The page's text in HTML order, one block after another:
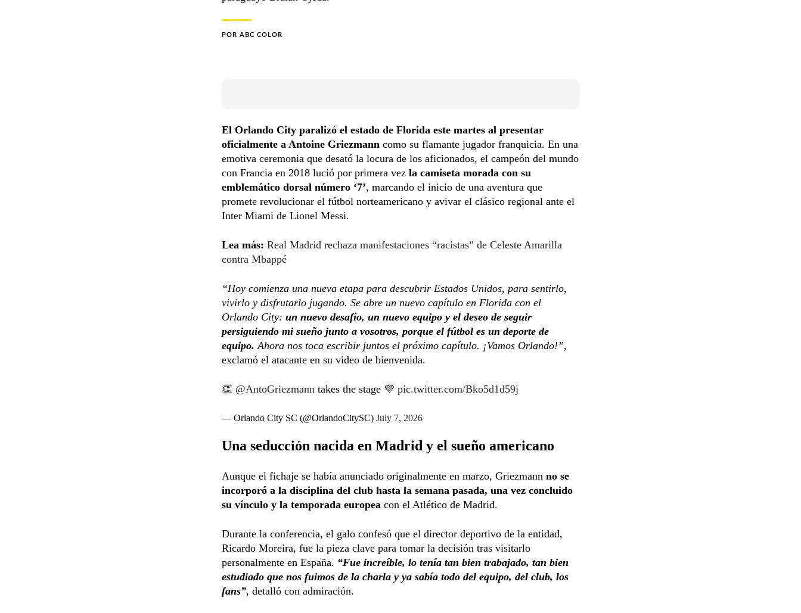
POR ABC COLOR
El Orlando City paralizó el estado de Florida este martes al presentar
oficialmente a Antoine Griezmann como su flamante jugador franquicia. En una
emotiva ceremonia que desató la locura de los aficionados, el campeón del mundo
con Francia en 2018 lució por primera vez la camiseta morada con su
emblemático dorsal número ‘7’, marcando el inicio de una aventura que
promete revolucionar el fútbol norteamericano y avivar el clásico regional ante el
Inter Miami de Lionel Messi.
Lea más: Real Madrid rechaza manifestaciones “racistas” de Celeste Amarilla
contra Mbappé
“Hoy comienza una nueva etapa para descubrir Estados Unidos, para sentirlo,
vivirlo y disfrutarlo jugando. Se abre un nuevo capítulo en Florida con el
Orlando City: un nuevo desafío, un nuevo equipo y el deseo de seguir
persiguiendo mi sueño junto a vosotros, porque el fútbol es un deporte de
equipo. Ahora nos toca escribir juntos el próximo capítulo. ¡Vamos Orlando!”,
exclamó el atacante en su video de bienvenida.
👏 @AntoGriezmann takes the stage 💜 pic.twitter.com/Bko5d1d59j
— Orlando City SC (@OrlandoCitySC) July 7, 2026
Una seducción nacida en Madrid y el sueño americano
Aunque el fichaje se había anunciado originalmente en marzo, Griezmann no se
incorporó a la disciplina del club hasta la semana pasada, una vez concluido
su vínculo y la temporada europea con el Atlético de Madrid.
Durante la conferencia, el galo confesó que el director deportivo de la entidad,
Ricardo Moreira, fue la pieza clave para tomar la decisión tras visitarlo
personalmente en España. “Fue increíble, lo tenía tan bien trabajado, tan bien
estudiado que nos fuimos de la charla y ya sabía todo del equipo, del club, los
fans”, detalló con admiración.